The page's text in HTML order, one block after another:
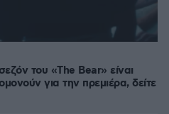
του «The Bear» είναι
για την πρεμιέρα, δείτε